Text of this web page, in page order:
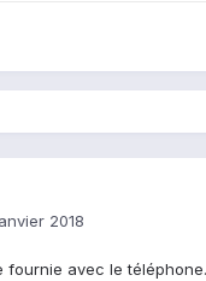
2018
fournie avec le